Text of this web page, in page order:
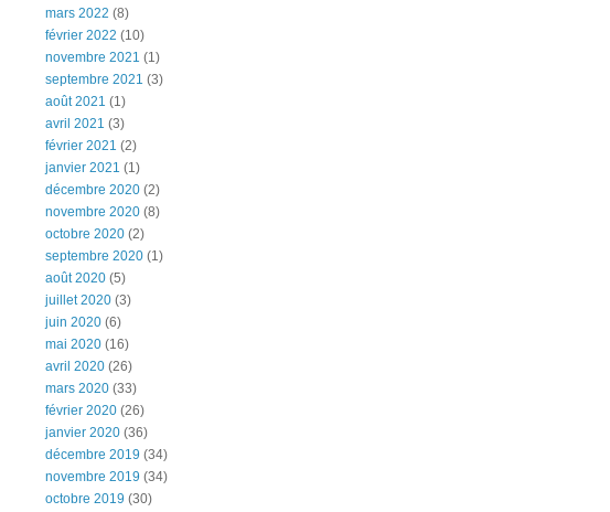
mars 2022 (8)
février 2022 (10)
novembre 2021 (1)
septembre 2021 (3)
août 2021 (1)
avril 2021 (3)
février 2021 (2)
janvier 2021 (1)
décembre 2020 (2)
novembre 2020 (8)
octobre 2020 (2)
septembre 2020 (1)
août 2020 (5)
juillet 2020 (3)
juin 2020 (6)
mai 2020 (16)
avril 2020 (26)
mars 2020 (33)
février 2020 (26)
janvier 2020 (36)
décembre 2019 (34)
novembre 2019 (34)
octobre 2019 (30)